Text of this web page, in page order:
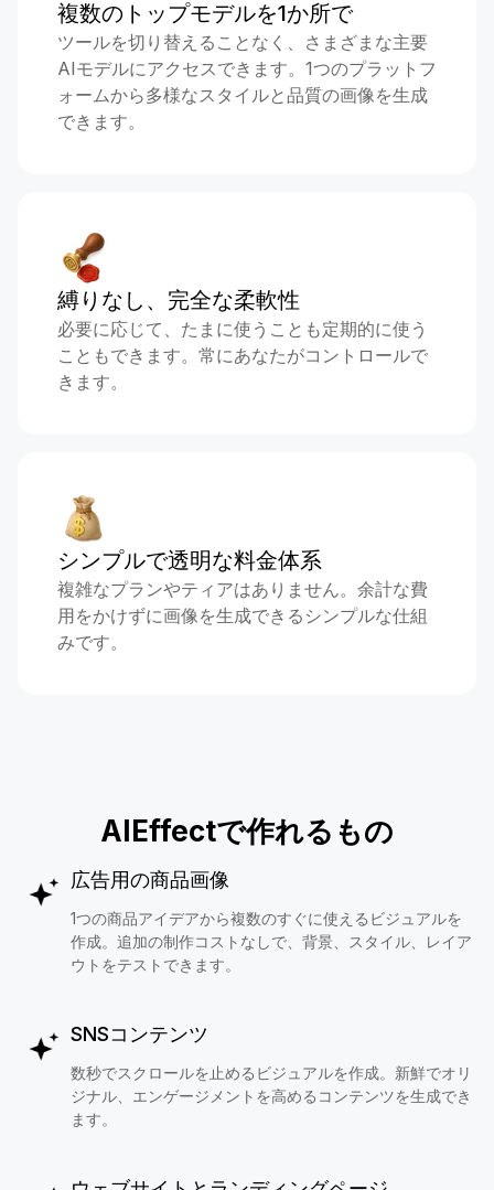
複数のトップモデルを1か所で
ツールを切り替えることなく、さまざまな主要
AIモデルにアクセスできます。1つのプラットフ
ォームから多様なスタイルと品質の画像を生成
できます。
縛りなし、完全な柔軟性
必要に応じて、たまに使うことも定期的に使う
こともできます。常にあなたがコントロールで
きます。
シンプルで透明な料金体系
複雑なプランやティアはありません。余計な費
用をかけずに画像を生成できるシンプルな仕組
みです。
AIEffectで作れるもの
広告用の商品画像
1つの商品アイデアから複数のすぐに使えるビジュアルを
作成。追加の制作コストなしで、背景、スタイル、レイア
ウトをテストできます。
SNSコンテンツ
数秒でスクロールを止めるビジュアルを作成。新鮮でオリ
ジナル、エンゲージメントを高めるコンテンツを生成でき
ます。